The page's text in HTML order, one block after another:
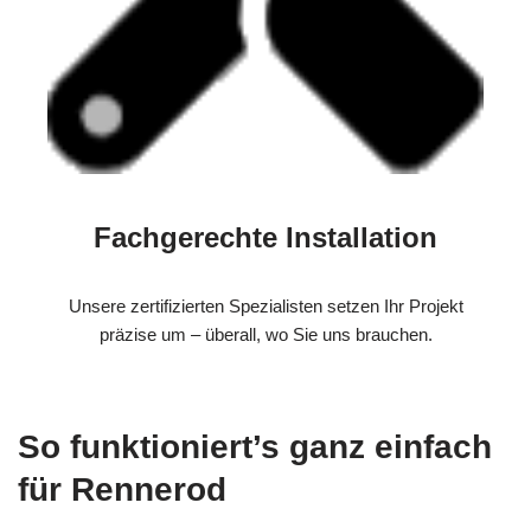
Fachgerechte Installation
Unsere zertifizierten Spezialisten setzen Ihr Projekt
präzise um – überall, wo Sie uns brauchen.
So funktioniert’s ganz einfach
für Rennerod